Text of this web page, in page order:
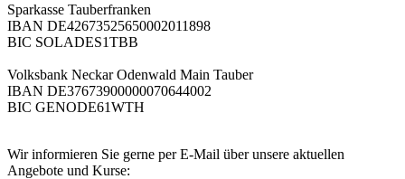
Sparkasse Tauberfranken
IBAN DE42673525650002011898
BIC SOLADES1TBB
Volksbank Neckar Odenwald Main Tauber
IBAN DE37673900000070644002
BIC GENODE61WTH
Wir informieren Sie gerne per E-Mail über unsere aktuellen
Angebote und Kurse: